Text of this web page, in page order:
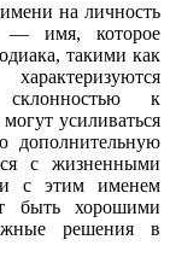
на личность
— имя, которое
такими как
склонностью к
усиливаться
дополнительную
с жизненными
с этим именем
быть хорошими
решения в